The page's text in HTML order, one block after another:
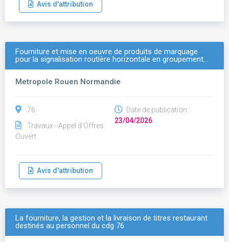
Avis d'attribution
Fourniture et mise en oeuvre de produits de marquage
pour la signalisation routière horizontale en groupement…
Metropole Rouen Normandie
76
Travaux - Appel d'Offres
Ouvert
Date de publication :
23/04/2026
Avis d'attribution
La fourniture, la gestion et la livraison de titres restaurant
destinés au personnel du cdg 76